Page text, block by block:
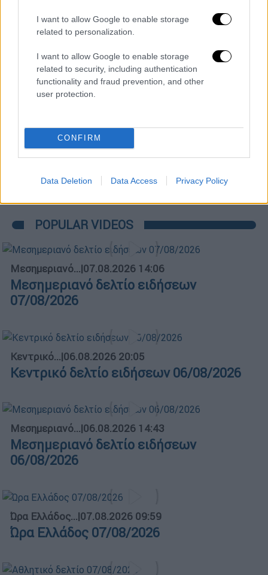
I want to allow Google to enable storage
related to personalization.
I want to allow Google to enable storage
related to security, including authentication
functionality and fraud prevention, and other
user protection.
CONFIRM
Data Deletion Data Access Privacy Policy
01 Ελλάδα
οικονένειες ζουν κάτω από
αμίαντο σε εργατικές
κατοικίες - «Πώς θα
μεγαλώσουν τα παιδιά μας;»
POPULAR VIDEOS
Μεσημεριανό...|07.08.2026 14:06
Μεσημεριανό δελτίο ειδήσεων
07/08/2026
Κεντρικό...|06.08.2026 20:05
Κεντρικό δελτίο ειδήσεων 06/08/2026
Μεσημεριανό...|06.08.2026 14:43
Μεσημεριανό δελτίο ειδήσεων
06/08/2026
Ώρα Ελλάδος...|07.08.2026 09:59
Ώρα Ελλάδος 07/08/2026